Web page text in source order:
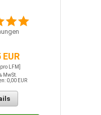
LFM]
MwSt.
0,00 EUR